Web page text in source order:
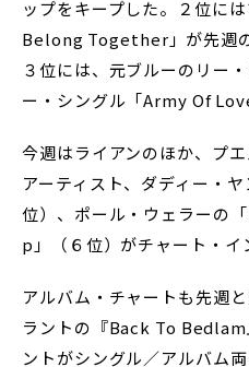
ップをキープした。２位に
Belong Together」が先週
３位には、元ブルーのリー
ー・シングル「Army Of
今週はライアンのほか、プ
アーティスト、ダディー・
位）、ポール・ウェラー
p」（６位）がチャート・イ
アルバム・チャートも先週
ラントの『Back To
ントがシングル／アルバム